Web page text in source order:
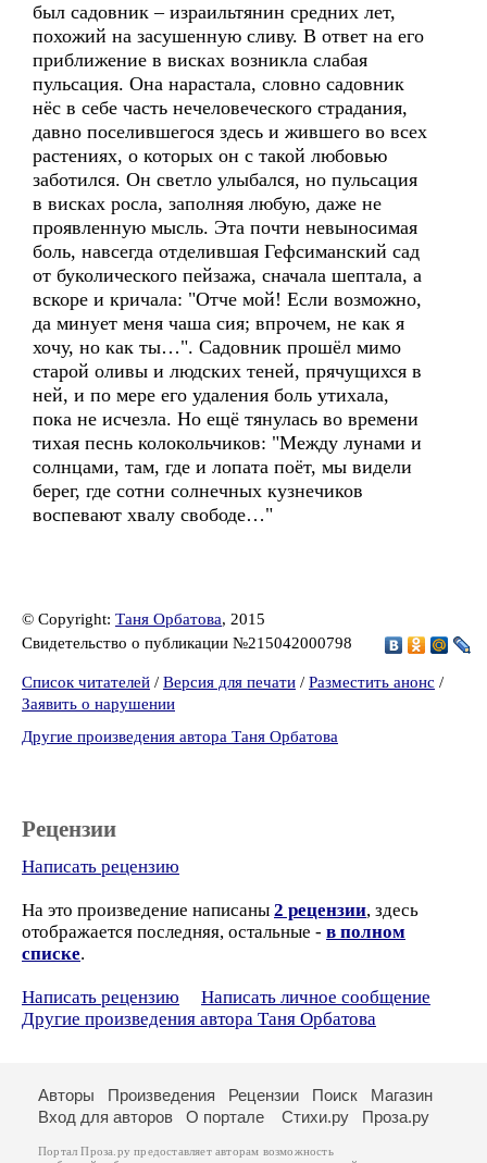
был садовник – израильтянин средних лет,
похожий на засушенную сливу. В ответ на его
приближение в висках возникла слабая
пульсация. Она нарастала, словно садовник
нёс в себе часть нечеловеческого страдания,
давно поселившегося здесь и жившего во всех
растениях, о которых он с такой любовью
заботился. Он светло улыбался, но пульсация
в висках росла, заполняя любую, даже не
проявленную мысль. Эта почти невыносимая
боль, навсегда отделившая Гефсиманский сад
от буколического пейзажа, сначала шептала, а
вскоре и кричала: "Отче мой! Если возможно,
да минует меня чаша сия; впрочем, не как я
хочу, но как ты…". Садовник прошёл мимо
старой оливы и людских теней, прячущихся в
ней, и по мере его удаления боль утихала,
пока не исчезла. Но ещё тянулась во времени
тихая песнь колокольчиков: "Между лунами и
солнцами, там, где и лопата поёт, мы видели
берег, где сотни солнечных кузнечиков
воспевают хвалу свободе…"
© Copyright: Таня Орбатова, 2015
Свидетельство о публикации №215042000798
Список читателей / Версия для печати / Разместить анонс /
Заявить о нарушении
Другие произведения автора Таня Орбатова
Рецензии
Написать рецензию
На это произведение написаны 2 рецензии, здесь
отображается последняя, остальные - в полном
списке.
Написать рецензию
Написать личное сообщение
Другие произведения автора Таня Орбатова
Авторы Произведения Рецензии Поиск
Магазин
Вход для авторов
О портале Стихи.ру Проза.ру
Портал Проза.ру предоставляет авторам возможность